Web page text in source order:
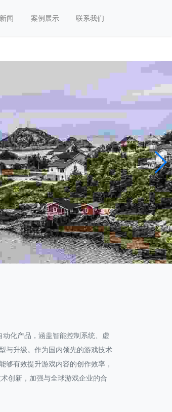
闻 案例展示 联系我们
化产品，涵盖智能控制系统、虚
与升级。作为国内领先的游戏技术
有效提升游戏内容的创作效率，
创新，加强与全球游戏企业的合